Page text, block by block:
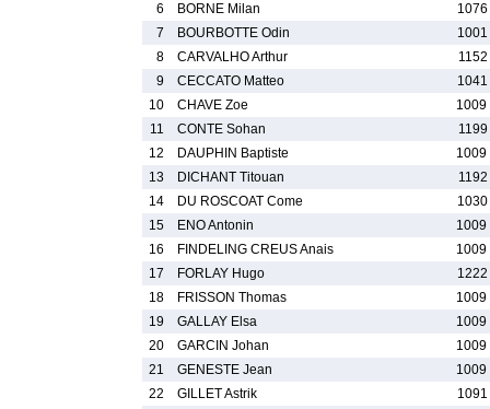
6
BORNE Milan
1076
7
BOURBOTTE Odin
1001
8
CARVALHO Arthur
1152
9
CECCATO Matteo
1041
10
CHAVE Zoe
1009
11
CONTE Sohan
1199
12
DAUPHIN Baptiste
1009
13
DICHANT Titouan
1192
14
DU ROSCOAT Come
1030
15
ENO Antonin
1009
16
FINDELING CREUS Anais
1009
17
FORLAY Hugo
1222
18
FRISSON Thomas
1009
19
GALLAY Elsa
1009
20
GARCIN Johan
1009
21
GENESTE Jean
1009
22
GILLET Astrik
1091